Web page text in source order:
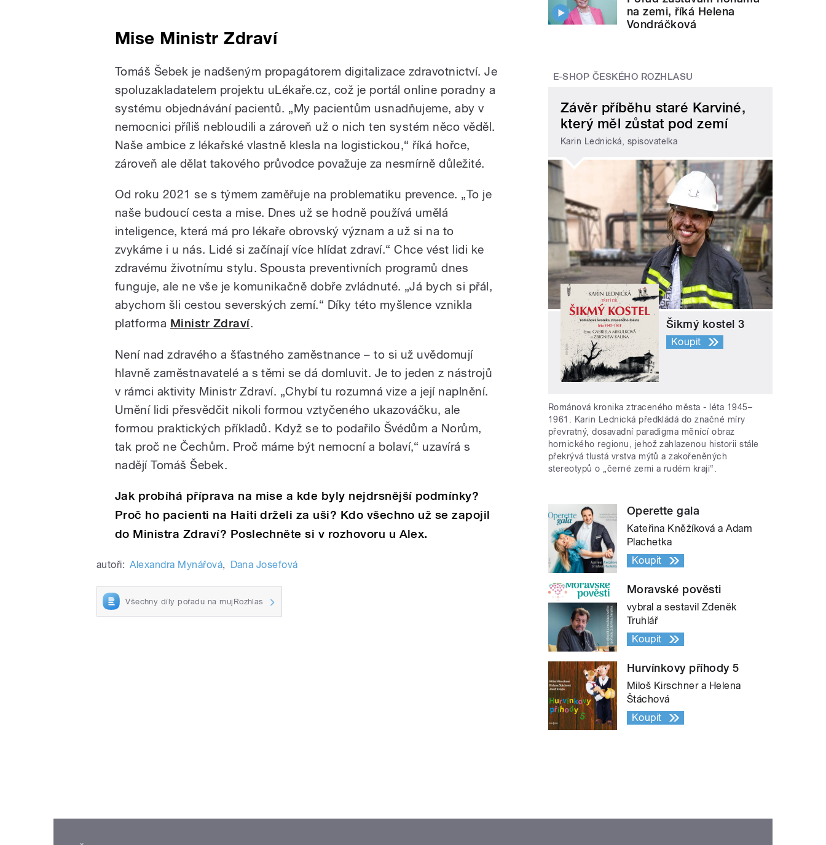
Mise Ministr Zdraví
Tomáš Šebek je nadšeným propagátorem digitalizace zdravotnictví. Je
spoluzakladatelem projektu uLékaře.cz, což je portál online poradny a
systému objednávání pacientů. „My pacientům usnadňujeme, aby v
nemocnici příliš nebloudili a zároveň už o nich ten systém něco věděl.
Naše ambice z lékařské vlastně klesla na logistickou,“ říká hořce,
zároveň ale dělat takového průvodce považuje za nesmírně důležité.
Od roku 2021 se s týmem zaměřuje na problematiku prevence. „To je
naše budoucí cesta a mise. Dnes už se hodně používá umělá
inteligence, která má pro lékaře obrovský význam a už si na to
zvykáme i u nás. Lidé si začínají více hlídat zdraví.“ Chce vést lidi ke
zdravému životnímu stylu. Spousta preventivních programů dnes
funguje, ale ne vše je komunikačně dobře zvládnuté. „Já bych si přál,
abychom šli cestou severských zemí.“ Díky této myšlence vznikla
platforma Ministr Zdraví.
Není nad zdravého a šťastného zaměstnance – to si už uvědomují
hlavně zaměstnavatelé a s těmi se dá domluvit. Je to jeden z nástrojů
v rámci aktivity Ministr Zdraví. „Chybí tu rozumná vize a její naplnění.
Umění lidi přesvědčit nikoli formou vztyčeného ukazováčku, ale
formou praktických příkladů. Když se to podařilo Švédům a Norům,
tak proč ne Čechům. Proč máme být nemocní a bolaví,“ uzavírá s
nadějí Tomáš Šebek.
Jak probíhá příprava na mise a kde byly nejdrsnější podmínky?
Proč ho pacienti na Haiti drželi za uši? Kdo všechno už se zapojil
do Ministra Zdraví? Poslechněte si v rozhovoru u Alex.
autoři: Alexandra Mynářová, Dana Josefová
Všechny díly pořadu na mujRozhlas
na zemi, říká Helena
Vondráčková
E-SHOP ČESKÉHO ROZHLASU
Závěr příběhu staré Karviné,
který měl zůstat pod zemí
Karin Lednická, spisovatelka
Šikmý kostel 3
Koupit
Románová kronika ztraceného města - léta 1945–
1961. Karin Lednická předkládá do značné míry
převratný, dosavadní paradigma měnící obraz
hornického regionu, jehož zahlazenou historii stále
překrývá tlustá vrstva mýtů a zakořeněných
stereotypů o „černé zemi a rudém kraji“.
Operette gala
Kateřina Kněžíková a Adam
Plachetka
Koupit
Moravské pověsti
vybral a sestavil Zdeněk
Truhlář
Koupit
Hurvínkovy příhody 5
Miloš Kirschner a Helena
Štáchová
Koupit